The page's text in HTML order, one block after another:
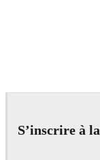
S’inscrire à